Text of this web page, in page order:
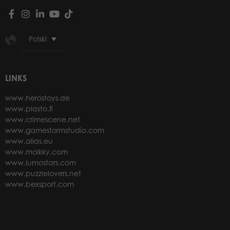
Polski
LINKS
www.herostoys.de
www.plasto.fi
www.crimescene.net
www.gamestormstudio.com
www.alias.eu
www.molkky.com
www.lumostars.com
www.puzzlelovers.net
www.bexsport.com